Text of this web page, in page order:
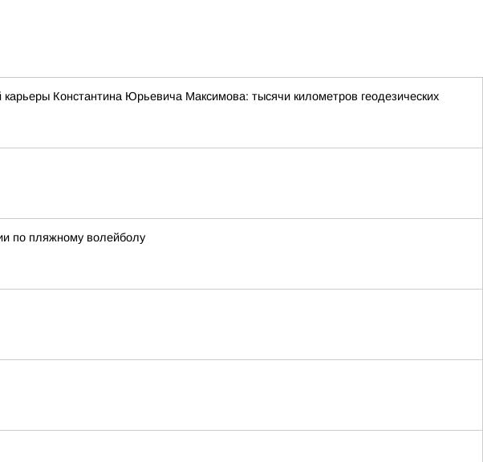
Константина Юрьевича Максимова: тысячи километров геодезических
по пляжному волейболу